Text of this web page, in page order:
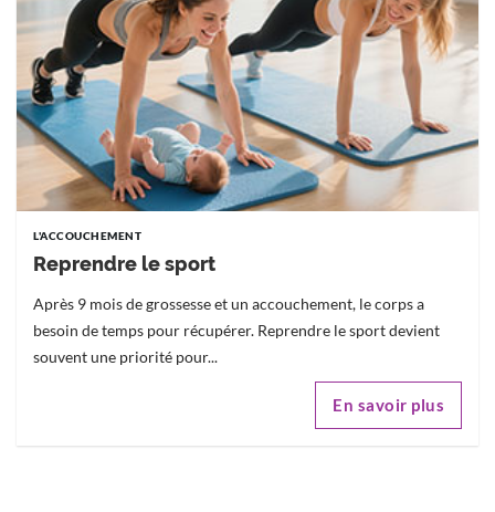
L'ACCOUCHEMENT
Reprendre le sport
Après 9 mois de grossesse et un accouchement, le corps a
besoin de temps pour récupérer. Reprendre le sport devient
souvent une priorité pour...
En savoir plus